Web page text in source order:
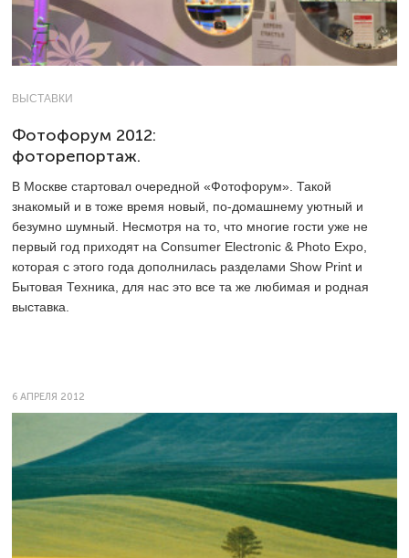
ВЫСТАВКИ
Фотофорум 2012:
фоторепортаж.
В Москве стартовал очередной «Фотофорум». Такой
знакомый и в тоже время новый, по-домашнему уютный и
безумно шумный. Несмотря на то, что многие гости уже не
первый год приходят на Consumer Electronic & Photo Expo,
которая с этого года дополнилась разделами Show Print и
Бытовая Техника, для нас это все та же любимая и родная
выставка.
6 АПРЕЛЯ 2012